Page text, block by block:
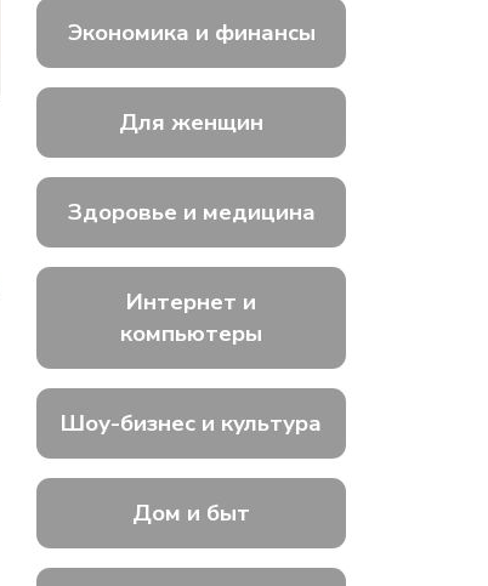
Экономика и финансы
Для женщин
Здоровье и медицина
Интернет и
компьютеры
Шоу-бизнес и культура
Дом и быт